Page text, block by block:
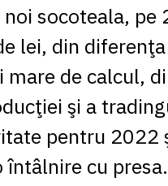
socoteala,
lei, din diferenţa
mare de calcul,
şi a
pentru 2022
cu presa.